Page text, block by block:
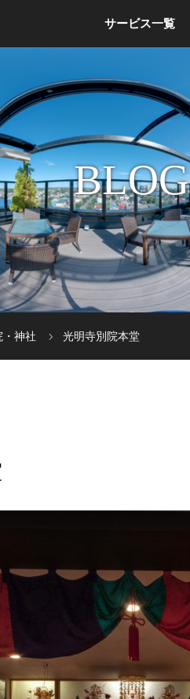
サービス一覧
・神社 光明寺別院本堂